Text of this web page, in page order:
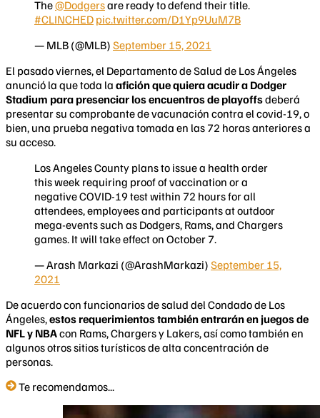
The@Dodgersare ready to defend their title.
#CLINCHED pic.twitter.com/D1Yp9UuM7B
— MLB (@MLB) September 15, 2021
El pasado viernes, el Departamento de Salud de Los Ángeles
anunció la que toda la afición que quiera acudir a Dodger
Stadium para presenciar los encuentros de playoffsdeberá
presentar su comprobante de vacunación contra el covid-19, o
bien, una prueba negativa tomada en las 72 horas anteriores a
su acceso.
Los Angeles County plans to issue a health order
this week requiring proof of vaccination or a
negative COVID-19 test within 72 hours for all
attendees, employees and participants at outdoor
mega-events such as Dodgers, Rams, and Chargers
games. It will take effect on October 7.
— Arash Markazi (@ArashMarkazi) September 15,
2021
​De acuerdo con funcionarios de salud del Condado de Los
Ángeles,estos requerimientos también entrarán en juegos de
NFL y NBAcon Rams, Chargers y Lakers, así como también en
algunos otros sitios turísticos de alta concentración de
personas.
Te recomendamos...